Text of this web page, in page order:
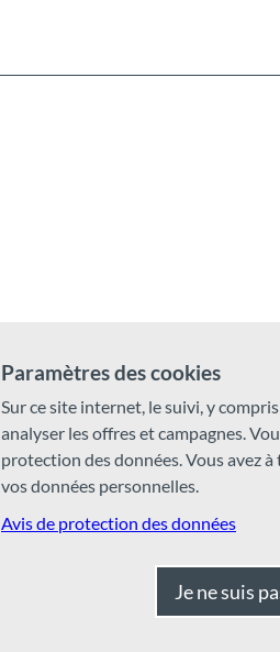
Paramètres des cookies
Sur ce site internet, le suivi, y
analyser les offres et campagnes.
protection des données. Vous avez
vos données personnelles.
Avis de protection des données
Je ne suis